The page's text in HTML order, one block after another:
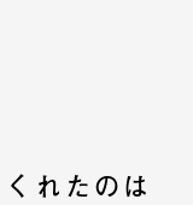
れたのは